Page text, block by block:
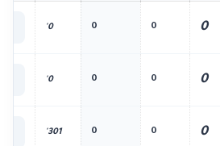
0
0
0
0'
0
0
0
0'
0
0
0
301'